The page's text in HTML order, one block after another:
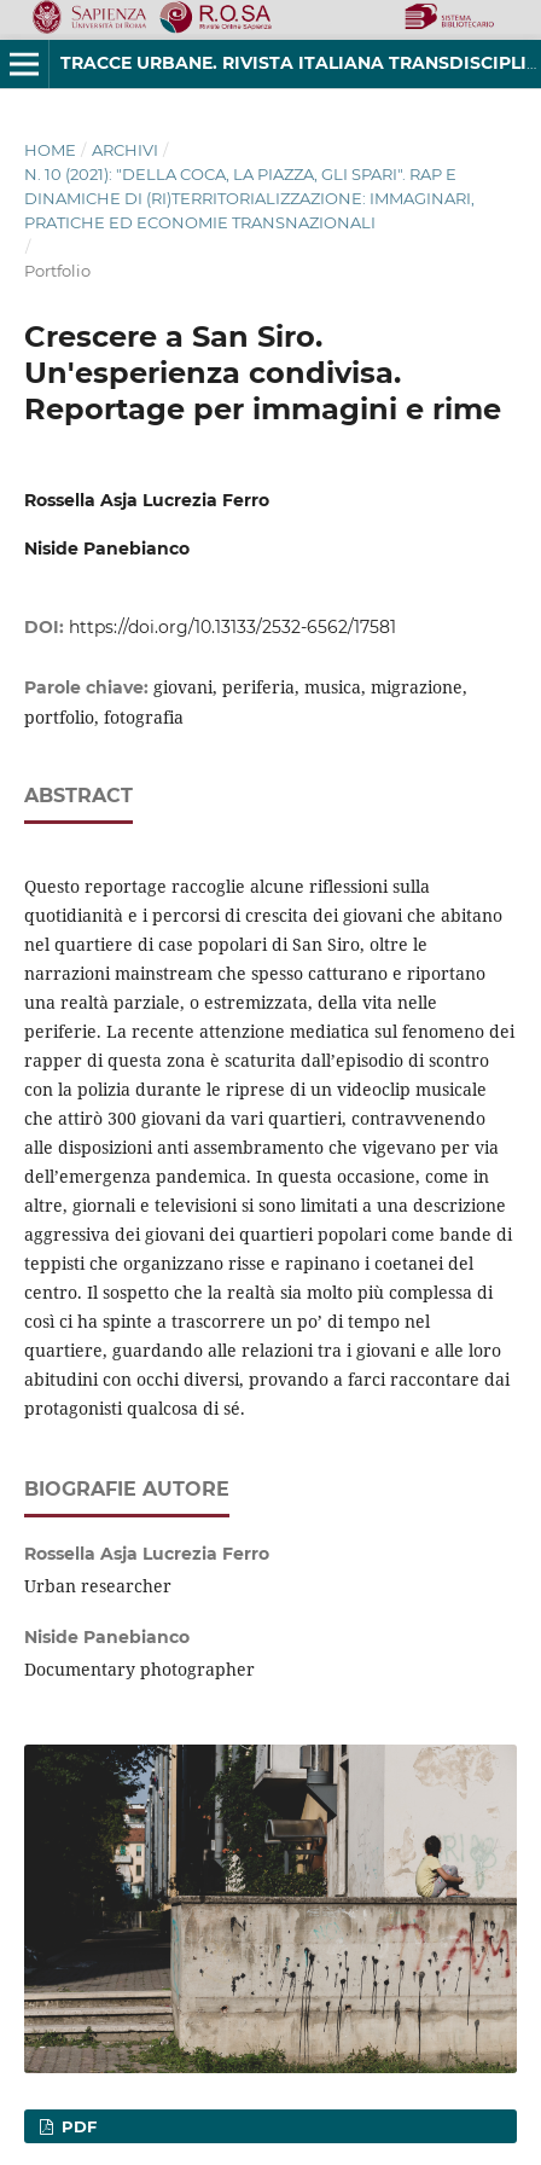
TRACCE URBANE. RIVISTA ITALIANA TRANSDISCIPLINARE DI STUDI URBANI
HOME / ARCHIVI /
N. 10 (2021): "DELLA COCA, LA PIAZZA, GLI SPARI". RAP E
DINAMICHE DI (RI)TERRITORIALIZZAZIONE: IMMAGINARI,
PRATICHE ED ECONOMIE TRANSNAZIONALI
/
Portfolio
Crescere a San Siro.
Un'esperienza condivisa.
Reportage per immagini e rime
Rossella Asja Lucrezia Ferro
Niside Panebianco
DOI: https://doi.org/10.13133/2532-6562/17581
Parole chiave: giovani, periferia, musica, migrazione,
portfolio, fotografia
ABSTRACT
Questo reportage raccoglie alcune riflessioni sulla
quotidianità e i percorsi di crescita dei giovani che abitano
nel quartiere di case popolari di San Siro, oltre le
narrazioni mainstream che spesso catturano e riportano
una realtà parziale, o estremizzata, della vita nelle
periferie. La recente attenzione mediatica sul fenomeno dei
rapper di questa zona è scaturita dall’episodio di scontro
con la polizia durante le riprese di un videoclip musicale
che attirò 300 giovani da vari quartieri, contravvenendo
alle disposizioni anti assembramento che vigevano per via
dell’emergenza pandemica. In questa occasione, come in
altre, giornali e televisioni si sono limitati a una descrizione
aggressiva dei giovani dei quartieri popolari come bande di
teppisti che organizzano risse e rapinano i coetanei del
centro. Il sospetto che la realtà sia molto più complessa di
così ci ha spinte a trascorrere un po’ di tempo nel
quartiere, guardando alle relazioni tra i giovani e alle loro
abitudini con occhi diversi, provando a farci raccontare dai
protagonisti qualcosa di sé.
BIOGRAFIE AUTORE
Rossella Asja Lucrezia Ferro
Urban researcher
Niside Panebianco
Documentary photographer
PDF